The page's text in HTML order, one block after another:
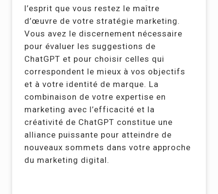
l’esprit que vous restez le maître
d’œuvre de votre stratégie marketing.
Vous avez le discernement nécessaire
pour évaluer les suggestions de
ChatGPT et pour choisir celles qui
correspondent le mieux à vos objectifs
et à votre identité de marque. La
combinaison de votre expertise en
marketing avec l’efficacité et la
créativité de ChatGPT constitue une
alliance puissante pour atteindre de
nouveaux sommets dans votre approche
du marketing digital.